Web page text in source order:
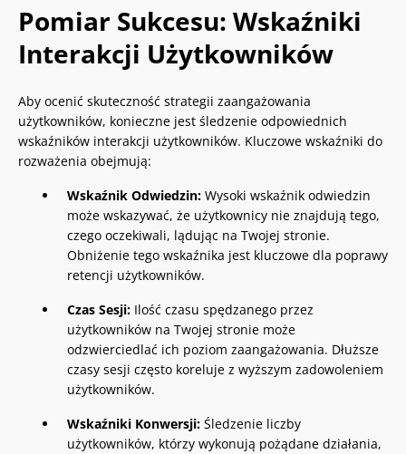
Pomiar Sukcesu: Wskaźniki
Interakcji Użytkowników
Aby ocenić skuteczność strategii zaangażowania
użytkowników, konieczne jest śledzenie odpowiednich
wskaźników interakcji użytkowników. Kluczowe wskaźniki do
rozważenia obejmują:
Wskaźnik Odwiedzin: Wysoki wskaźnik odwiedzin
może wskazywać, że użytkownicy nie znajdują tego,
czego oczekiwali, lądując na Twojej stronie.
Obniżenie tego wskaźnika jest kluczowe dla poprawy
retencji użytkowników.
Czas Sesji: Ilość czasu spędzanego przez
użytkowników na Twojej stronie może
odzwierciedlać ich poziom zaangażowania. Dłuższe
czasy sesji często koreluje z wyższym zadowoleniem
użytkowników.
Wskaźniki Konwersji: Śledzenie liczby
użytkowników, którzy wykonują pożądane działania,